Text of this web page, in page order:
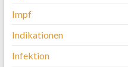
Impf
Indikationen
Infektion